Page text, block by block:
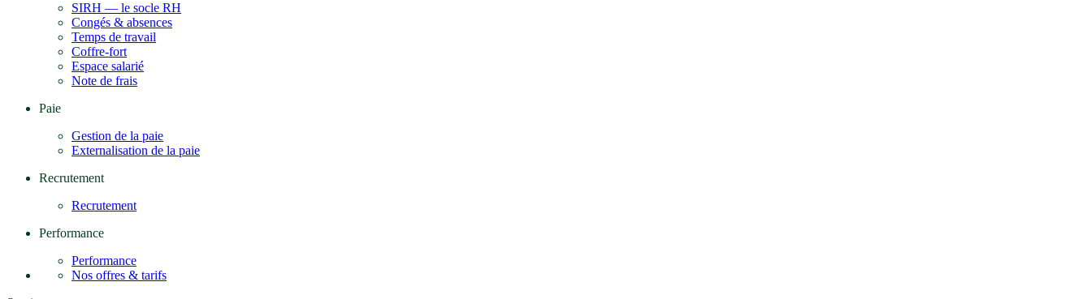
SIRH — le socle RH
Congés & absences
Temps de travail
Coffre-fort
Espace salarié
Note de frais
Paie
Gestion de la paie
Externalisation de la paie
Recrutement
Recrutement
Performance
Performance
Nos offres & tarifs